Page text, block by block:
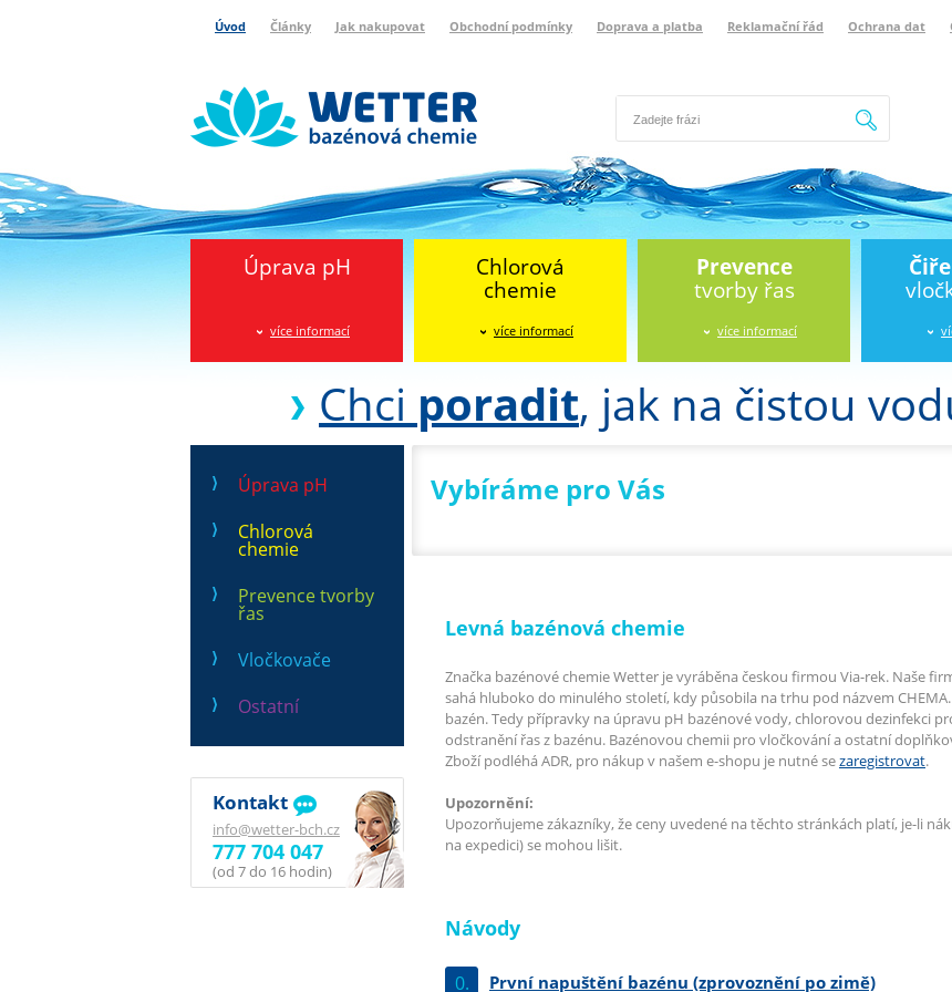
Úvod Články Jak nakupovat Obchodní podmínky Doprava a platba Reklamační řád Ochrana dat
Hledat
Úprava pH
více informací
Chlorová
chemie
více informací
Prevence
tvorby řas
více informací
Chci poradit, jak na čistou
Úprava pH
Chlorová
chemie
Prevence tvorby
řas
Vločkovače
Ostatní
Kontakt
info@wetter-bch.cz
777 704 047
(od 7 do 16 hodin)
Vybíráme pro Vás
Levná bazénová chemie
Značka bazénové chemie Wetter je vyráběna českou firmou Via-rek. Naše
sahá hluboko do minulého století, kdy působila na trhu pod názvem
bazén. Tedy přípravky na úpravu pH bazénové vody, chlorovou dezinfekci
odstranění řas z bazénu. Bazénovou chemii pro vločkování a ostatní
Zboží podléhá ADR, pro nákup v našem e-shopu je nutné sezaregistrovat.
Upozornění:
Upozorňujeme zákazníky, že ceny uvedené na těchto stránkách platí, je-li
na expedici) se mohou lišit.
Návody
0. První napuštění bazénu (zprovoznění po zimě)